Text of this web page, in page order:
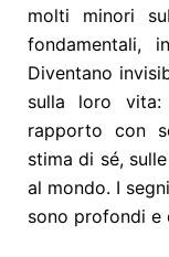
molti minori
fondamentali,
Diventano
sulla loro vita:
rapporto con
stima di sé,
al mondo. I
sono profondi e